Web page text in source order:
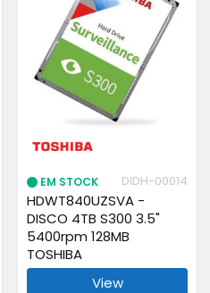
EM STOCK DIDH-00014
HDWT840UZSVA -
DISCO 4TB S300 3.5"
5400rpm 128MB
TOSHIBA
View